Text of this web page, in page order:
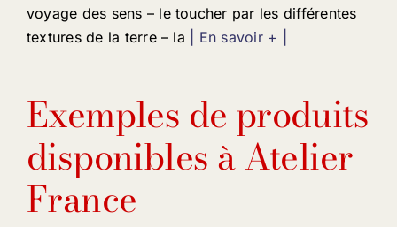
voyage des sens – le toucher par les différentes
textures de la terre – la
| En savoir + |
Exemples de produits
disponibles à Atelier
France